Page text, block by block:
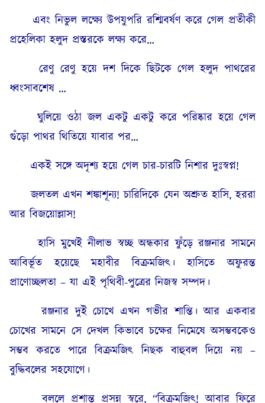
এবং নিভুল লক্ষ্যে উপযুপরি রশ্মিবর্ষণ করে গেল প্রতীকী
প্ৰহেলিকা হলুদ প্রস্তরকে লক্ষ্য করে…
রেণু রেণু হয়ে দশ দিকে ছিটকে গেল হলুদ পাথরের
ধ্বংসাবশেষ …
ঘুলিয়ে ওঠা জল একটু একটু করে পরিষ্কার হয়ে গেল
গুঁড়ো পাথর থিতিয়ে যাবার পর…
একই সঙ্গে অদৃশ্য হয়ে গেল চার-চারটি নিশার দুঃস্বপ্ন!
জলতল এখন শঙ্কাশূন্য! চারিদিকে যেন অশ্রুত হাসি, হররা
আর বিজয়োল্লাস!
হাসি মুখেই নীলাভ স্বচ্ছ অন্ধকার ফুঁড়ে রঞ্জনার সামনে
আবির্ভূত হয়েছে মহাবীর বিক্ৰমজিৎ। হাসিতে অফুরন্ত
প্ৰাণোচ্ছলতা – যা এই পৃথিবী-পুত্রের নিজস্ব সম্পদ।
রঞ্জনার দুই চোখে এখন গভীর শান্তি। আর একবার
চোখের সামনে সে দেখল কিভাবে চক্ষের নিমেষে অসম্ভবকেও
সম্ভব করতে পারে বিক্ৰমজিৎ নিছক বাহুবল দিয়ে নয় –
বুদ্ধিবলের সহযোগে।
বললে প্রশান্ত প্ৰসন্ন স্বরে, “বিক্ৰমজিৎ! আবার ফিরে